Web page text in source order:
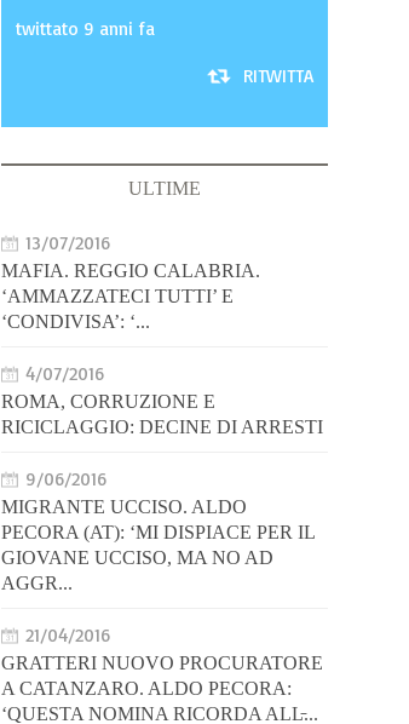
twittato 9 anni fa
RITWITTA
ULTIME
13/07/2016
MAFIA. REGGIO CALABRIA.
‘AMMAZZATECI TUTTI’ E
‘CONDIVISA’: ‘...
4/07/2016
ROMA, CORRUZIONE E
RICICLAGGIO: DECINE DI ARRESTI
9/06/2016
MIGRANTE UCCISO. ALDO
PECORA (AT): ‘MI DISPIACE PER IL
GIOVANE UCCISO, MA NO AD
AGGR...
21/04/2016
GRATTERI NUOVO PROCURATORE
A CATANZARO. ALDO PECORA:
‘QUESTA NOMINA RICORDA ALL̵...